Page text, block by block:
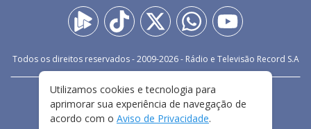
Todos os direitos reservados - 2009-2026- Rádio e Televisão Record S.A
FALE CONOSCO
PRIVACIDADE
TERMOS E CONDIÇÕES DE USO
Utilizamos cookies e tecnologia para
aprimorar sua experiência de navegação de
acordo com o Aviso de Privacidade.